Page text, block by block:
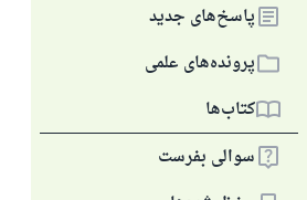
پاسخ‌های جدید
پرونده‌های علمی
کتاب‌ها
سوالی بفرست